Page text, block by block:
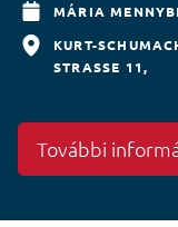
MÁRIA
KURT-
STRASSE 11
További